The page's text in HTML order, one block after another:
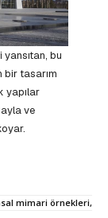
bu
bir tasarım
yapılar
ve
mimari örnekleri,